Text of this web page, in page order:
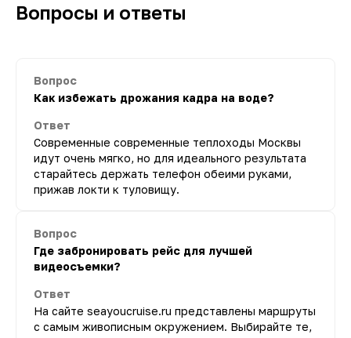
Вопросы и ответы
Вопрос
Как избежать дрожания кадра на воде?
Ответ
Современные современные теплоходы Москвы
идут очень мягко, но для идеального результата
старайтесь держать телефон обеими руками,
прижав локти к туловищу.
Вопрос
Где забронировать рейс для лучшей
видеосъемки?
Ответ
На сайте seayoucruise.ru представлены маршруты
с самым живописным окружением. Выбирайте те,